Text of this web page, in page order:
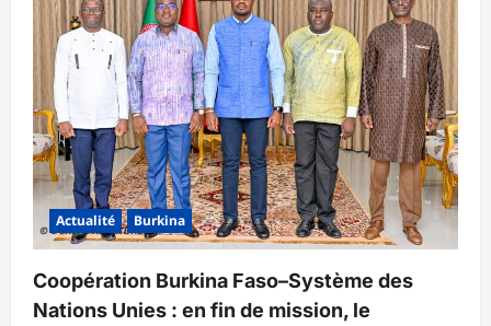
Actualité Burkina
Coopération Burkina Faso–Système des
Nations Unies : en fin de mission, le